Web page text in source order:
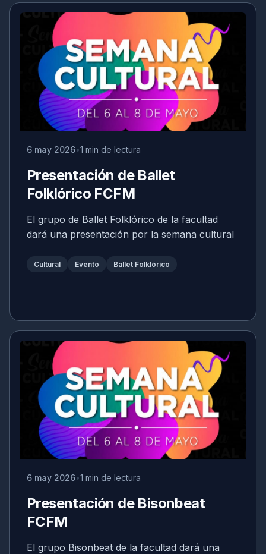
6 may 2026 1 min de lectura
Presentación de Ballet
Folklórico FCFM
El grupo de Ballet Folklórico de la facultad
dará una presentación por la semana cultural
Cultural Evento Ballet Folklórico
6 may 2026 1 min de lectura
Presentación de Bisonbeat
FCFM
El grupo Bisonbeat de la facultad dará una